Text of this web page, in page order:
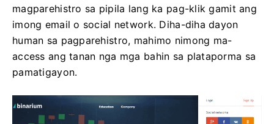
magparehistro sa pipila lang ka pag-klik gamit ang
imong email o social network. Diha-diha dayon
human sa pagparehistro, mahimo nimong ma-
access ang tanan nga mga bahin sa plataporma sa
pamatigayon.